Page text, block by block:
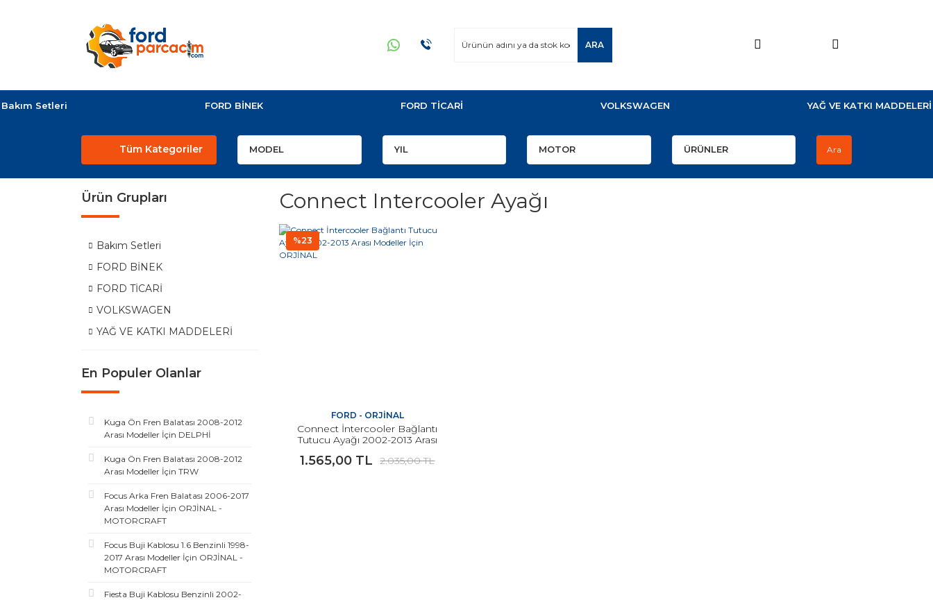
ARA
Bakım Setleri FORD BİNEK FORD TİCARİ VOLKSWAGEN YAĞ VE KATKI MADDELERİ
Tüm Kategoriler Ara
Ürün Grupları
Bakım Setleri
FORD BİNEK
FORD TİCARİ
VOLKSWAGEN
YAĞ VE KATKI MADDELERİ
En Populer Olanlar
Kuga Ön Fren Balatası 2008-2012
Arası Modeller İçin DELPHİ
Kuga Ön Fren Balatası 2008-2012
Arası Modeller İçin TRW
Focus Arka Fren Balatası 2006-2017
Arası Modeller İçin ORJİNAL -
MOTORCRAFT
Focus Buji Kablosu 1.6 Benzinli 1998-
2017 Arası Modeller İçin ORJİNAL -
MOTORCRAFT
Fiesta Buji Kablosu Benzinli 2002-
Connect Intercooler Ayağı
%23
FORD - ORJİNAL
Connect İntercooler Bağlantı
Tutucu Ayağı 2002-2013 Arası
1.565,00 TL 2.035,00 TL